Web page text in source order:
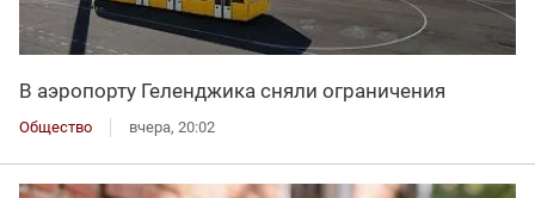
В аэропорту Геленджика сняли ограничения
Общество вчера, 20:02